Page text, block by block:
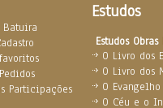
Estudos
Estudos
O Livro dos
O Livro dos
O
O Céu e o
Batuira
Participações